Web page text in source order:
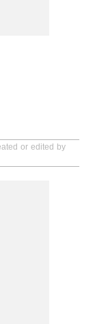
or edited by